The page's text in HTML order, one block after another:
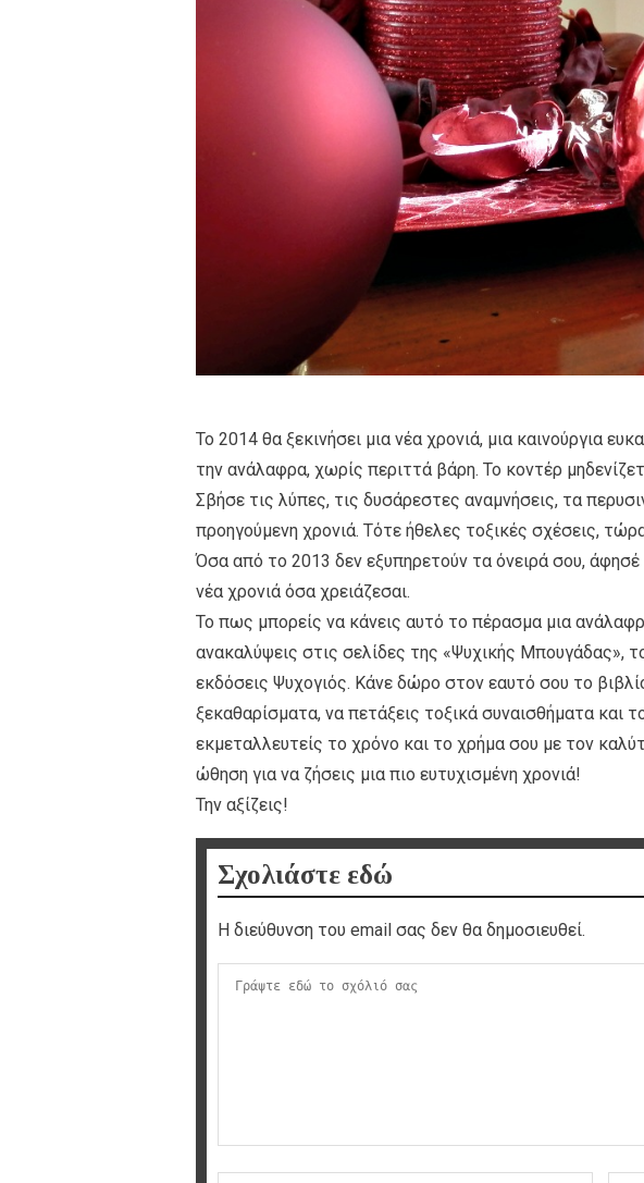
Το 2014 θα ξεκινήσει μια νέα χρονιά, μια καινούργια
την ανάλαφρα, χωρίς περιττά βάρη. Το κοντέρ
Σβήσε τις λύπες, τις δυσάρεστες αναμνήσεις, τα
προηγούμενη χρονιά. Τότε ήθελες τοξικές σχέσεις,
Όσα από το 2013 δεν εξυπηρετούν τα όνειρά σου,
νέα χρονιά όσα χρειάζεσαι.
Το πως μπορείς να κάνεις αυτό το πέρασμα μια
ανακαλύψεις στις σελίδες της «Ψυχικής Μπουγάδας»,
εκδόσεις Ψυχογιός. Κάνε δώρο στον εαυτό σου το
ξεκαθαρίσματα, να πετάξεις τοξικά συναισθήματα και
εκμεταλλευτείς το χρόνο και το χρήμα σου με τον
ώθηση για να ζήσεις μια πιο ευτυχισμένη χρονιά!
Την αξίζεις!
Σχολιάστε εδώ
Η διεύθυνση του email σας δεν θα δημοσιευθεί.